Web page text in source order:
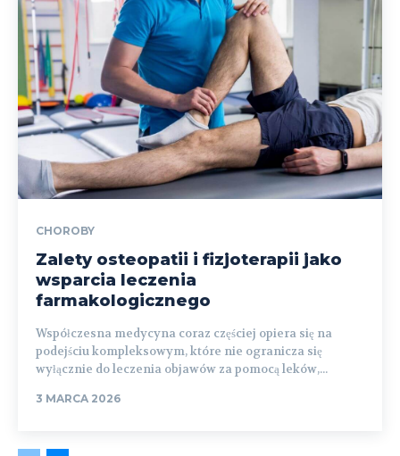
CHOROBY
Zalety osteopatii i fizjoterapii jako
wsparcia leczenia
farmakologicznego
Współczesna medycyna coraz częściej opiera się na
podejściu kompleksowym, które nie ogranicza się
wyłącznie do leczenia objawów za pomocą leków,...
3 MARCA 2026